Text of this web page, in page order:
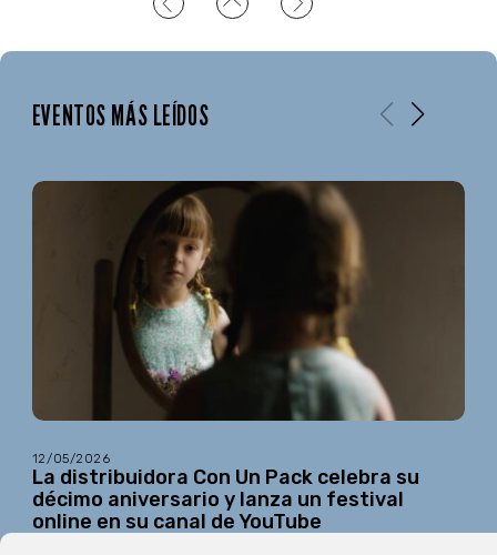
EVENTOS MÁS LEÍDOS
12/05/2026
La distribuidora Con Un Pack celebra su
décimo aniversario y lanza un festival
online en su canal de YouTube